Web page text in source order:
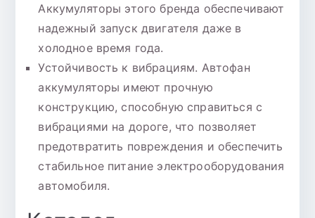
Аккумуляторы этого бренда обеспечивают
надежный запуск двигателя даже в
холодное время года.
Устойчивость к вибрациям. Автофан
аккумуляторы имеют прочную
конструкцию, способную справиться с
вибрациями на дороге, что позволяет
предотвратить повреждения и обеспечить
стабильное питание электрооборудования
автомобиля.